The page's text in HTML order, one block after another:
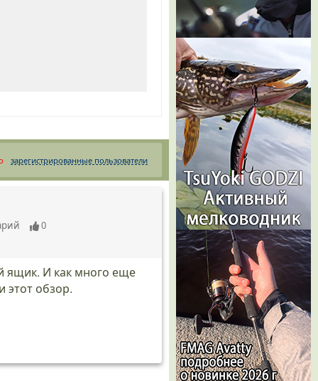
зарегистрированные пользователи
0
ящик. И как много еще
этот обзор.